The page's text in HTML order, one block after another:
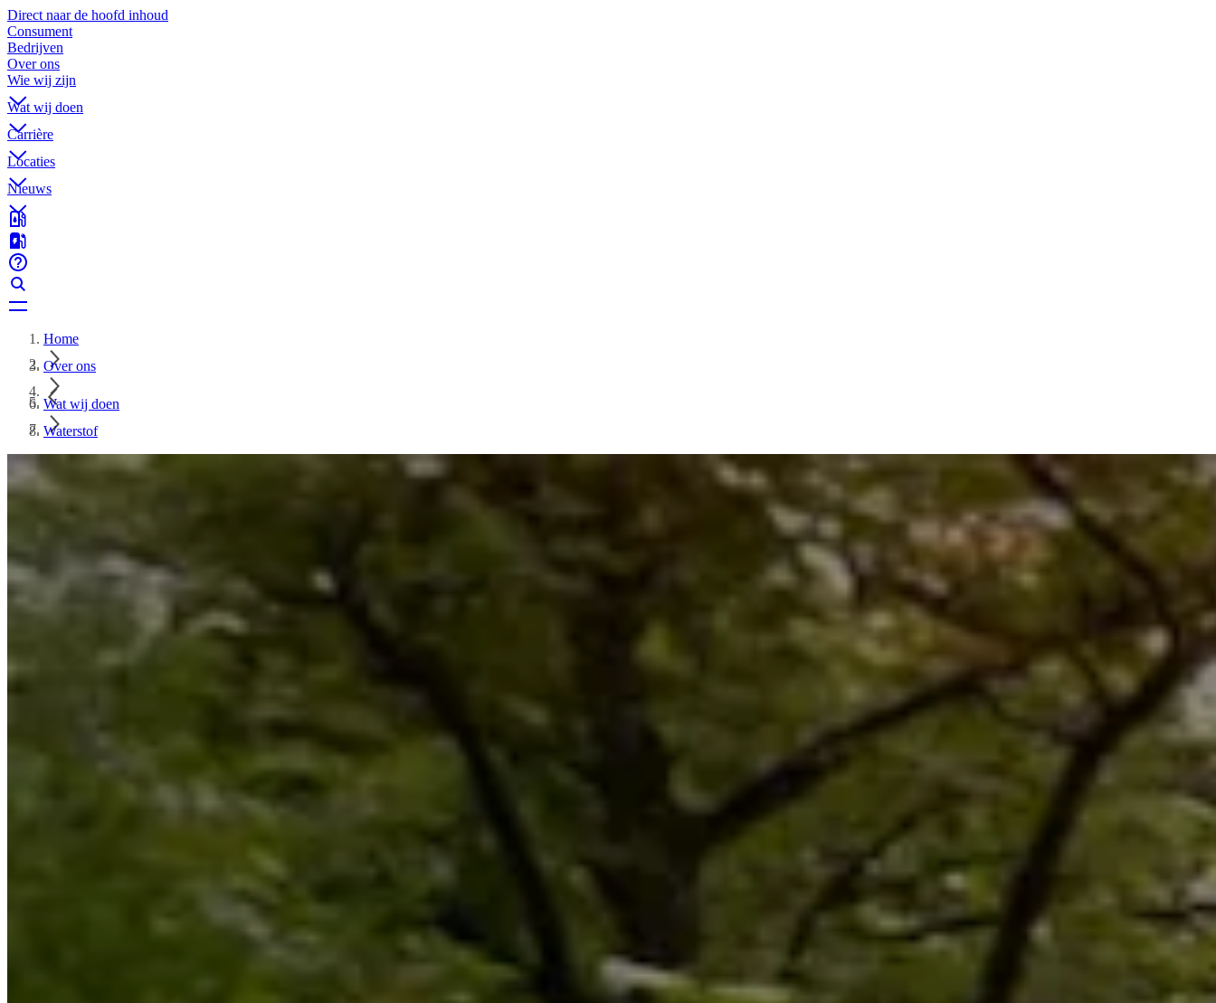
Direct naar de hoofd inhoud
Consument
Bedrijven
Over ons
Wie wij zijn
Wat wij doen
Carrière
Locaties
Nieuws
Home
Over ons
Wat wij doen
Waterstof